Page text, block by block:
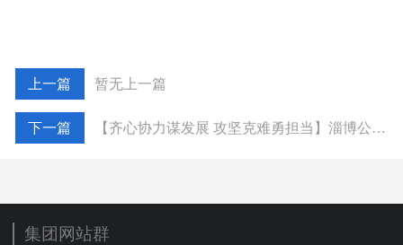
暂无上一篇
【齐心协力谋发展 攻坚克难勇担当】淄博公司：全员拉满弓 共答攻坚题
集团网站群